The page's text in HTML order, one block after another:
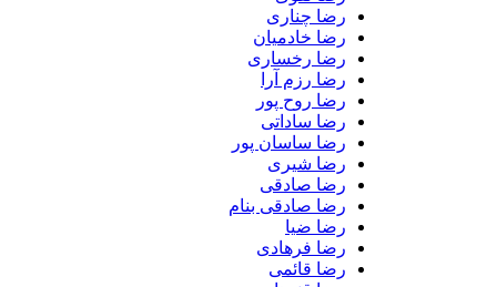
رضا چناری
رضا خادمیان
رضا رخساری
رضا رزم آرا
رضا روح پور
رضا ساداتی
رضا ساسان پور
رضا شیری
رضا صادقی
رضا صادقی بنام
رضا ضیا
رضا فرهادی
رضا قائمی